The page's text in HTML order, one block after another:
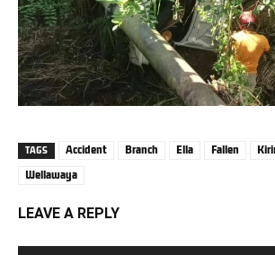
TAGS Accident Branch Ella Fallen
Wellawaya
LEAVE A REPLY